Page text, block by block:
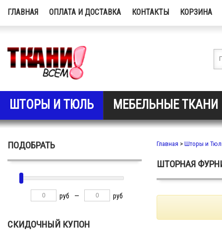
ГЛАВНАЯ ОПЛАТА И ДОСТАВКА КОНТАКТЫ КОРЗИНА
ШТОРЫ И ТЮЛЬ МЕБЕЛЬНЫЕ ТКАНИ
ПОДОБРАТЬ
руб — руб
СКИДОЧНЫЙ КУПОН
Главная > Шторы и
ШТОРНАЯ